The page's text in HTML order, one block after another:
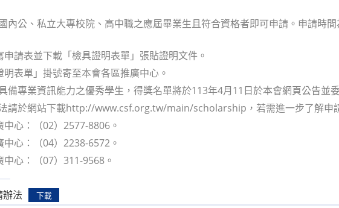
內公、私立大專校院、高中職之應屆畢業生且符合資格者即可申請。申請時
申請表並下載「檢具證明表單」張貼證明文件。
明表單」掛號寄至本會各區推廣中心。
備專業資訊能力之優秀學生，得獎名單將於113年4月11日於本會網頁公告並
請於網站下載http://www.csf.org.tw/main/scholarship，若需進一步了解申
中心：（02）2577-8806。
中心：（04）2238-6572。
中心：（07）311-9568。
辦法 下載